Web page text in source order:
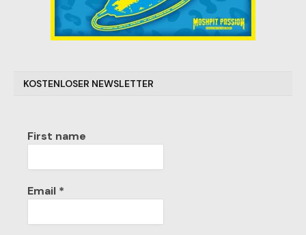
KOSTENLOSER NEWSLETTER
First name
Email *